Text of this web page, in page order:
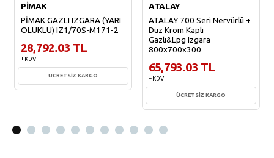
PİMAK
PİMAK GAZLI IZGARA (YARI
OLUKLU) IZ1/70S-M171-2
28,792.03 TL
+ KDV
ÜCRETSİZ KARGO
ATALAY
ATALAY 700 Seri Nervürlü +
Düz Krom Kaplı
Gazlı&Lpg Izgara
800x700x300
65,793.03 TL
+ KDV
ÜCRETSİZ KARGO